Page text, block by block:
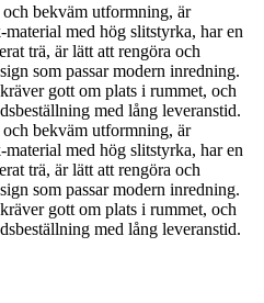
bekväm utformning, är
med hög slitstyrka, har en
trä, är lätt att rengöra och
som passar modern inredning.
gott om plats i rummet, och
med lång leveranstid.
bekväm utformning, är
med hög slitstyrka, har en
trä, är lätt att rengöra och
som passar modern inredning.
gott om plats i rummet, och
med lång leveranstid.